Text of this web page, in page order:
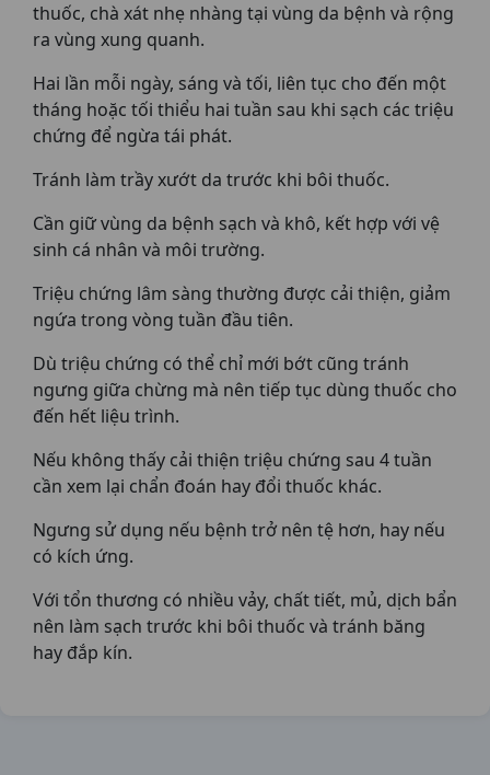
thuốc, chà xát nhẹ nhàng tại vùng da bệnh và rộng
ra vùng xung quanh.
Hai lần mỗi ngày, sáng và tối, liên tục cho đến một
tháng hoặc tối thiểu hai tuần sau khi sạch các triệu
chứng để ngừa tái phát.
Tránh làm trầy xướt da trước khi bôi thuốc.
Cần giữ vùng da bệnh sạch và khô, kết hợp với vệ
sinh cá nhân và môi trường.
Triệu chứng lâm sàng thường được cải thiện, giảm
ngứa trong vòng tuần đầu tiên.
Dù triệu chứng có thể chỉ mới bớt cũng tránh
ngưng giữa chừng mà nên tiếp tục dùng thuốc cho
đến hết liệu trình.
Nếu không thấy cải thiện triệu chứng sau 4 tuần
cần xem lại chẩn đoán hay đổi thuốc khác.
Ngưng sử dụng nếu bệnh trở nên tệ hơn, hay nếu
có kích ứng.
Với tổn thương có nhiều vảy, chất tiết, mủ, dịch bẩn
nên làm sạch trước khi bôi thuốc và tránh băng
hay đắp kín.